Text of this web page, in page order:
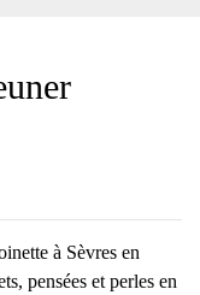
à Sèvres en
pensées et perles en